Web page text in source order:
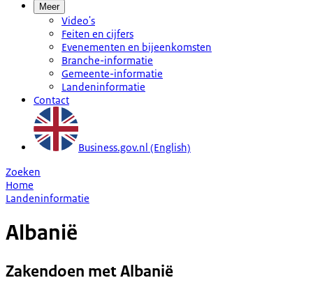
Meer
Video's
Feiten en cijfers
Evenementen en bijeenkomsten
Branche-informatie
Gemeente-informatie
Landeninformatie
Contact
Business.gov.nl (English)
Zoeken
Home
Landeninformatie
Albanië
Zakendoen met Albanië